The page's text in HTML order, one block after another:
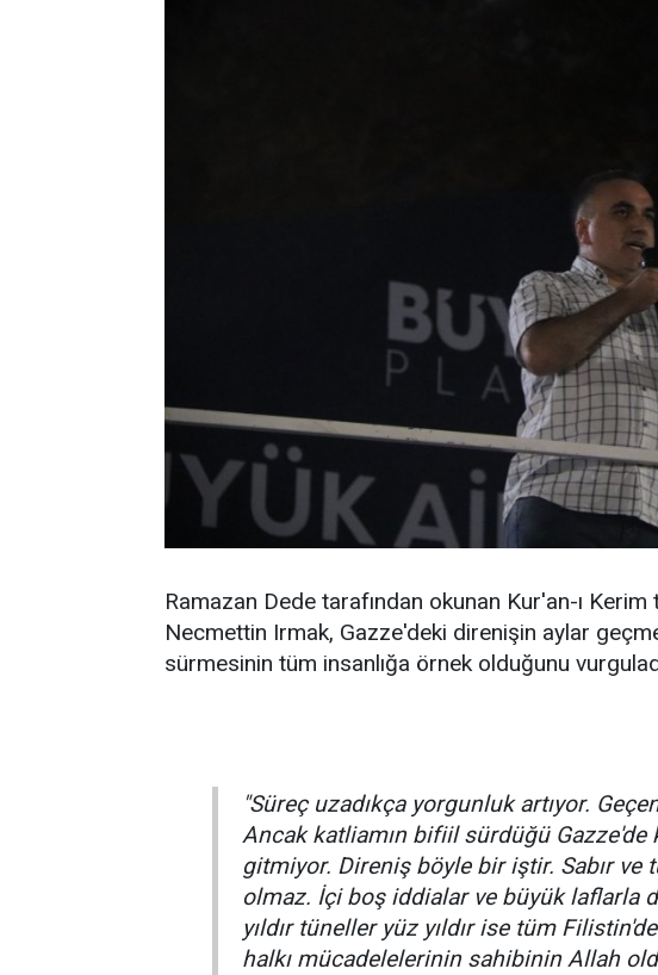
Ramazan Dede tarafından okunan Kur'an-ı
Necmettin Irmak, Gazze'deki direnişin aylar
sürmesinin tüm insanlığa örnek olduğunu
"Süreç uzadıkça yorgunluk artıyor.
Ancak katliamın bifiil sürdüğü Gazze'de
gitmiyor. Direniş böyle bir iştir. Sabır ve
olmaz. İçi boş iddialar ve büyük laflarla
yıldır tüneller yüz yıldır ise tüm
halkı mücadelelerinin sahibinin Allah